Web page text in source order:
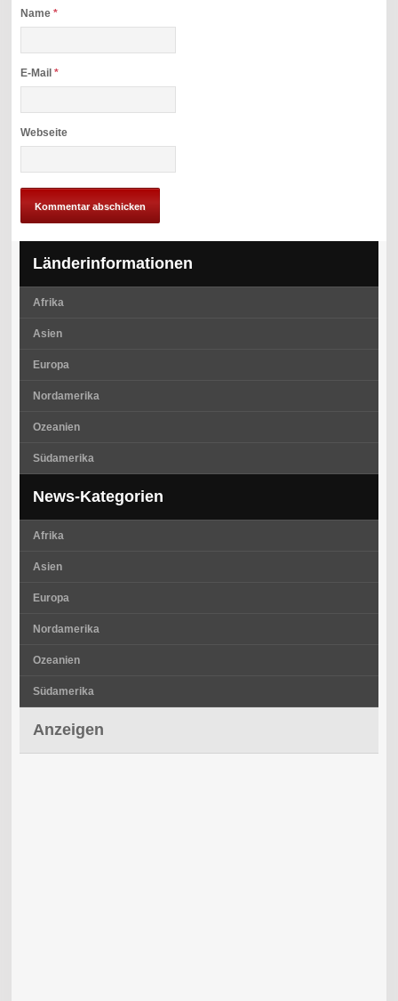
Name*
E-Mail*
Webseite
Länderinformationen
Afrika
Asien
Europa
Nordamerika
Ozeanien
Südamerika
News-Kategorien
Afrika
Asien
Europa
Nordamerika
Ozeanien
Südamerika
Anzeigen